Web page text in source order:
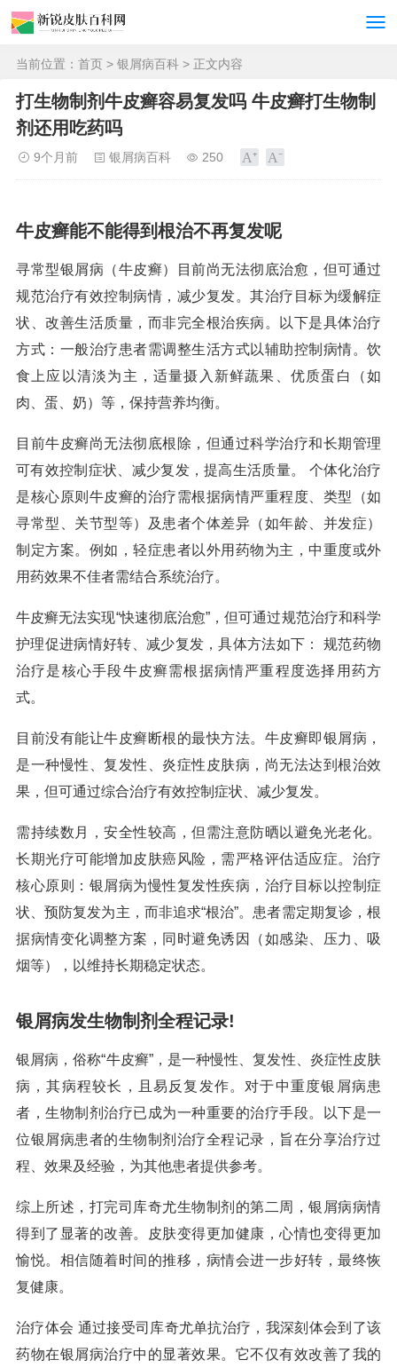
当前位置： 首页 > 银屑病百科 > 正文内容
打生物制剂牛皮癣容易复发吗 牛皮癣打生物制
剂还用吃药吗
9个月前 银屑病百科 250
牛皮癣能不能得到根治不再复发呢
寻常型银屑病（牛皮癣）目前尚无法彻底治愈，但可通过
规范治疗有效控制病情，减少复发。其治疗目标为缓解症
状、改善生活质量，而非完全根治疾病。以下是具体治疗
方式：一般治疗患者需调整生活方式以辅助控制病情。饮
食上应以清淡为主，适量摄入新鲜蔬果、优质蛋白（如
肉、蛋、奶）等，保持营养均衡。
目前牛皮癣尚无法彻底根除，但通过科学治疗和长期管理
可有效控制症状、减少复发，提高生活质量。 个体化治疗
是核心原则牛皮癣的治疗需根据病情严重程度、类型（如
寻常型、关节型等）及患者个体差异（如年龄、并发症）
制定方案。例如，轻症患者以外用药物为主，中重度或外
用药效果不佳者需结合系统治疗。
牛皮癣无法实现“快速彻底治愈”，但可通过规范治疗和科学
护理促进病情好转、减少复发，具体方法如下： 规范药物
治疗是核心手段牛皮癣需根据病情严重程度选择用药方
式。
目前没有能让牛皮癣断根的最快方法。牛皮癣即银屑病，
是一种慢性、复发性、炎症性皮肤病，尚无法达到根治效
果，但可通过综合治疗有效控制症状、减少复发。
需持续数月，安全性较高，但需注意防晒以避免光老化。
长期光疗可能增加皮肤癌风险，需严格评估适应症。治疗
核心原则：银屑病为慢性复发性疾病，治疗目标以控制症
状、预防复发为主，而非追求“根治”。患者需定期复诊，根
据病情变化调整方案，同时避免诱因（如感染、压力、吸
烟等），以维持长期稳定状态。
银屑病发生物制剂全程记录!
银屑病，俗称“牛皮癣”，是一种慢性、复发性、炎症性皮肤
病，其病程较长，且易反复发作。对于中重度银屑病患
者，生物制剂治疗已成为一种重要的治疗手段。以下是一
位银屑病患者的生物制剂治疗全程记录，旨在分享治疗过
程、效果及经验，为其他患者提供参考。
综上所述，打完司库奇尤生物制剂的第二周，银屑病病情
得到了显著的改善。皮肤变得更加健康，心情也变得更加
愉悦。相信随着时间的推移，病情会进一步好转，最终恢
复健康。
治疗体会 通过接受司库奇尤单抗治疗，我深刻体会到了该
药物在银屑病治疗中的显著效果。它不仅有效改善了我的